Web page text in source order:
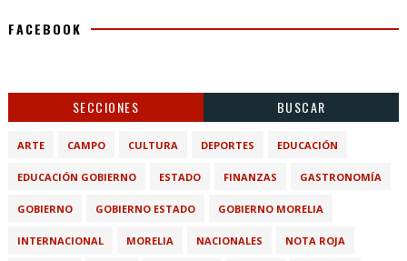
FACEBOOK
SECCIONES BUSCAR
ARTE CAMPO CULTURA DEPORTES EDUCACIÓN
EDUCACIÓN GOBIERNO ESTADO FINANZAS GASTRONOMÍA
GOBIERNO GOBIERNO ESTADO GOBIERNO MORELIA
INTERNACIONAL MORELIA NACIONALES NOTA ROJA